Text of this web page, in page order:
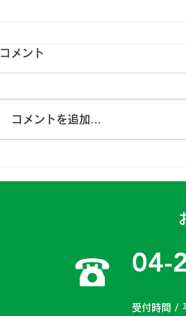
コメント
コメントを追加…
04-
受付時間